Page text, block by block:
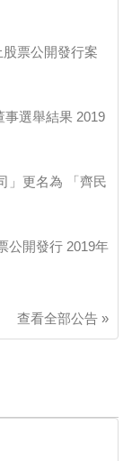
票公開發行案
事選舉結果 2019
」更名為 「齊民
公開發行 2019年
查看全部公告 »